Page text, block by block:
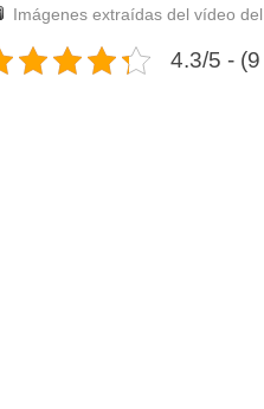
Imágenes extraídas del vídeo
4.3/5 -